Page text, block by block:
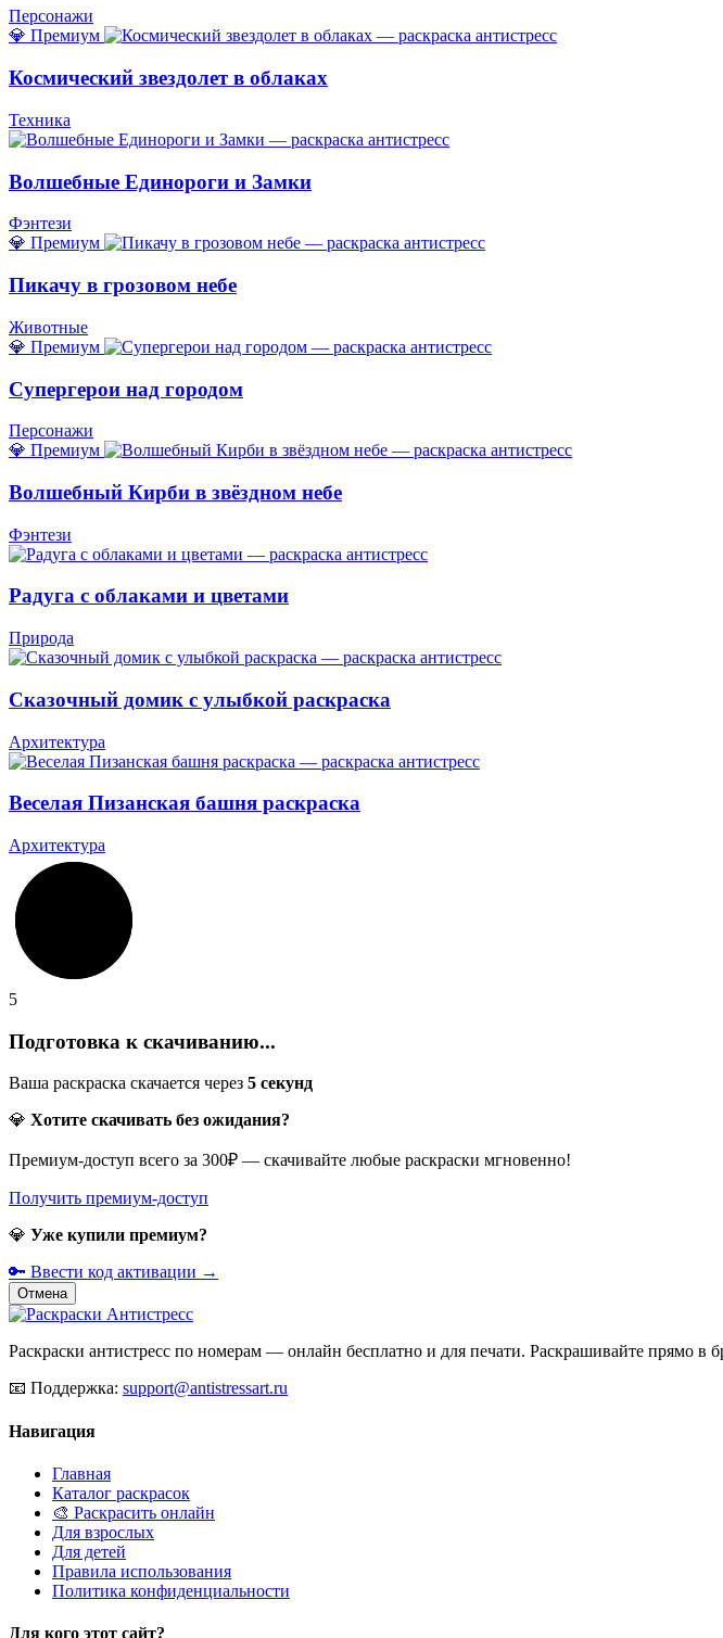
Персонажи
💎 Премиум
Космический звездолет в облаках
Техника
Волшебные Единороги и Замки
Фэнтези
💎 Премиум
Пикачу в грозовом небе
Животные
💎 Премиум
Супергерои над городом
Персонажи
💎 Премиум
Волшебный Кирби в звёздном небе
Фэнтези
Радуга с облаками и цветами
Природа
Сказочный домик с улыбкой раскраска
Архитектура
Веселая Пизанская башня раскраска
Архитектура
5
Подготовка к скачиванию...
Ваша раскраска скачается через 5 секунд
💎 Хотите скачивать без ожидания?
Премиум-доступ всего за 300₽ — скачивайте любые раскраски мгновенно!
Получить премиум-доступ
💎 Уже купили премиум?
🔑 Ввести код активации →
Отмена
Раскраски антистресс по номерам — онлайн бесплатно и для печати. Раскрашивайте прямо в
📧 Поддержка: support@antistressart.ru
Навигация
Главная
Каталог раскрасок
🎨 Раскрасить онлайн
Для взрослых
Для детей
Правила использования
Политика конфиденциальности
Для кого этот сайт?